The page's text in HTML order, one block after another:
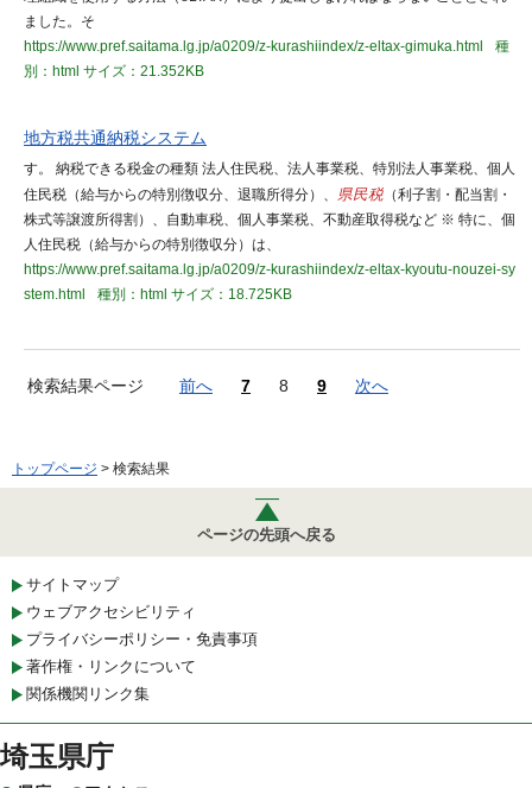
ました。そ
https://www.pref.saitama.lg.jp/a0209/z-kurashiindex/z-eltax-gimuka.html
種
別：html サイズ：21.352KB
地方税共通納税システム
す。 納税できる税金の種類 法人住民税、法人事業税、特別法人事業税、個人
住民税（給与からの特別徴収分、退職所得分）、 県民税 （利子割・配当割・
株式等譲渡所得割）、自動車税、個人事業税、不動産取得税など ※ 特に、個
人住民税（給与からの特別徴収分）は、
https://www.pref.saitama.lg.jp/a0209/z-kurashiindex/z-eltax-kyoutu-nouzei-sy
stem.html
種別：html サイズ：18.725KB
検索結果ページ 前へ 7 8 9 次へ
トップページ > 検索結果
ページの先頭へ戻る
サイトマップ
ウェブアクセシビリティ
プライバシーポリシー・免責事項
著作権・リンクについて
関係機関リンク集
埼玉県庁